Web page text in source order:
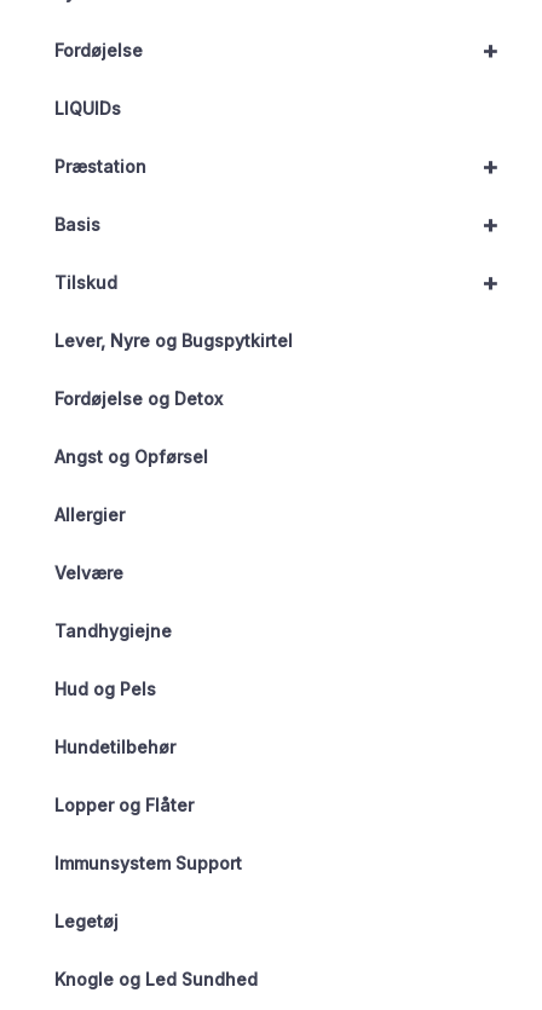
+
Fordøjelse
LIQUIDs
+
Præstation
+
Basis
+
Tilskud
Lever, Nyre og Bugspytkirtel
Fordøjelse og Detox
Angst og Opførsel
Allergier
Velvære
Tandhygiejne
Hud og Pels
Hundetilbehør
Lopper og Flåter
Immunsystem Support
Legetøj
Knogle og Led Sundhed